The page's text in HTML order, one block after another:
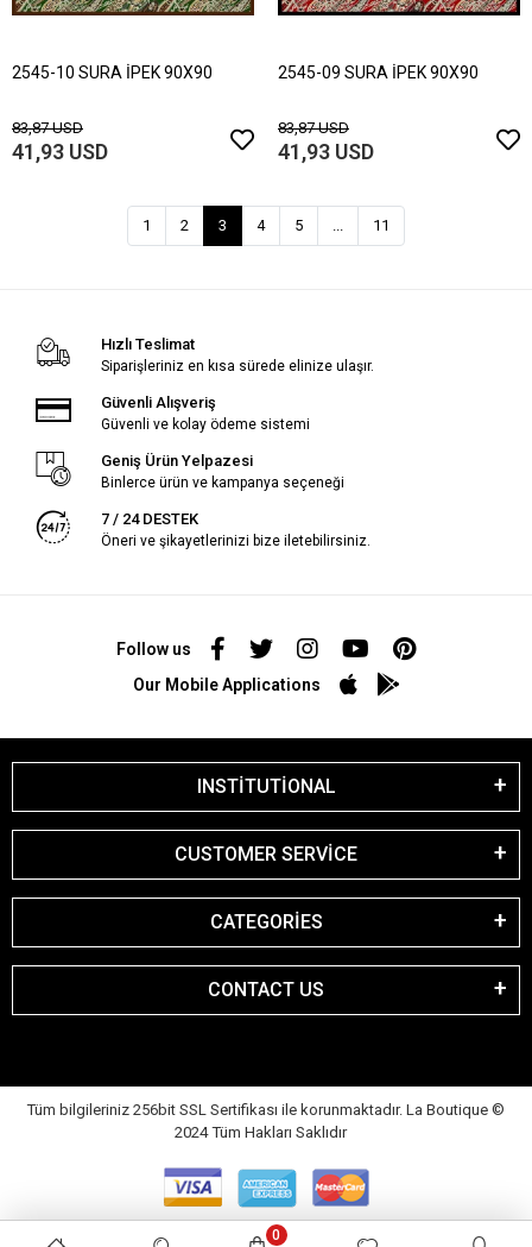
2545-10 SURA İPEK 90X90
83,87 USD
41,93 USD
2545-09 SURA İPEK 90X90
83,87 USD
41,93 USD
1 2 3 4 5 ... 11
Hızlı Teslimat
Siparişleriniz en kısa sürede elinize ulaşır.
Güvenli Alışveriş
Güvenli ve kolay ödeme sistemi
Geniş Ürün Yelpazesi
Binlerce ürün ve kampanya seçeneği
7 / 24 DESTEK
Öneri ve şikayetlerinizi bize iletebilirsiniz.
Follow us
Our Mobile Applications
INSTİTUTİONAL
CUSTOMER SERVİCE
CATEGORİES
CONTACT US
Tüm bilgileriniz 256bit SSL Sertifikası ile korunmaktadır. La Boutique ©
2024 Tüm Hakları Saklıdır
0